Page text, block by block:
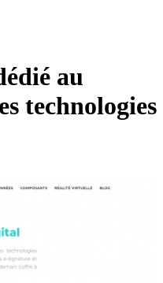
au
technologies